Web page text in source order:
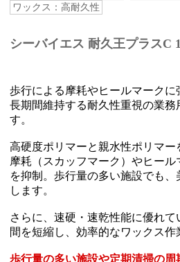
ワックス：高耐久性
シーバイエス 耐久王プラスC
歩行による摩耗やヒールマークに
長期間維持する耐久性重視の業
す。
高硬度ポリマーと親水性ポリマー
摩耗（スカッフマーク）やヒー
を抑制。歩行量の多い施設でも
します。
さらに、速硬・速乾性能に優れ
間を短縮し、効率的なワックス作
歩行量の多い施設や定期清掃の